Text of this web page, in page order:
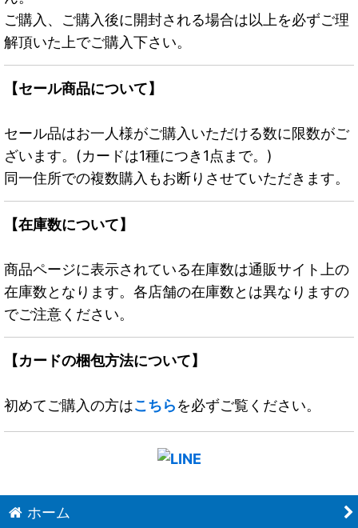
ご購入、ご購入後に開封される場合は以上を必ずご理
解頂いた上でご購入下さい。
【セール商品について】
セール品はお一人様がご購入いただける数に限数がご
ざいます。(カードは1種につき1点まで。)
同一住所での複数購入もお断りさせていただきます。
【在庫数について】
商品ページに表示されている在庫数は通販サイト上の
在庫数となります。各店舗の在庫数とは異なりますの
でご注意ください。
【カードの梱包方法について】
初めてご購入の方はこちらを必ずご覧ください。
ホーム